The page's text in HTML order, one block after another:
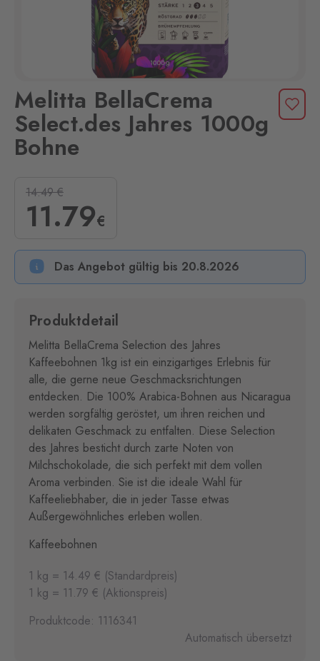
Melitta BellaCrema
Select.des Jahres 1000g
Bohne
14.49€
11.79€
Das Angebot gültig bis 20.8.2026
Produktdetail
Melitta BellaCrema Selection des Jahres
Kaffeebohnen 1kg ist ein einzigartiges Erlebnis für
alle, die gerne neue Geschmacksrichtungen
entdecken. Die 100% Arabica-Bohnen aus Nicaragua
werden sorgfältig geröstet, um ihren reichen und
delikaten Geschmack zu entfalten. Diese Selection
des Jahres besticht durch zarte Noten von
Milchschokolade, die sich perfekt mit dem vollen
Aroma verbinden. Sie ist die ideale Wahl für
Kaffeeliebhaber, die in jeder Tasse etwas
Außergewöhnliches erleben wollen.
Kaffeebohnen
1 kg = 14.49 € (Standardpreis)
1 kg = 11.79 € (Aktionspreis)
Produktcode: 1116341
Automatisch übersetzt